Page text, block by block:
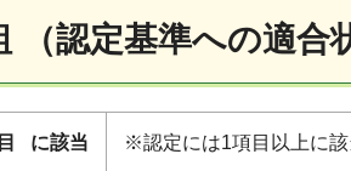
認定基準への適合
に該当 ※認定には1項目以上に